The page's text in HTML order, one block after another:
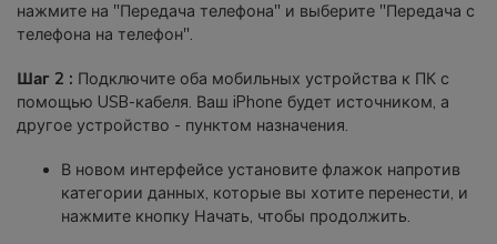
нажмите на "Передача телефона" и выберите "Передача с
телефона на телефон".
Шаг 2 : Подключите оба мобильных устройства к ПК с
помощью USB-кабеля. Ваш iPhone будет источником, а
другое устройство - пунктом назначения.
В новом интерфейсе установите флажок напротив
категории данных, которые вы хотите перенести, и
нажмите кнопку Начать, чтобы продолжить.